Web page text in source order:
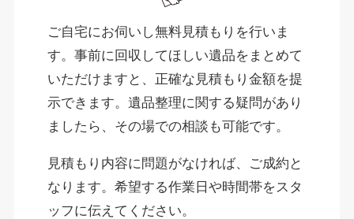
ご自宅にお伺いし無料見積もりを行いま
す。事前に回収してほしい遺品をまとめて
いただけますと、正確な見積もり金額を提
示できます。遺品整理に関する疑問があり
ましたら、その場での相談も可能です。
見積もり内容に問題がなければ、ご成約と
なります。希望する作業日や時間帯をスタ
ッフに伝えてください。